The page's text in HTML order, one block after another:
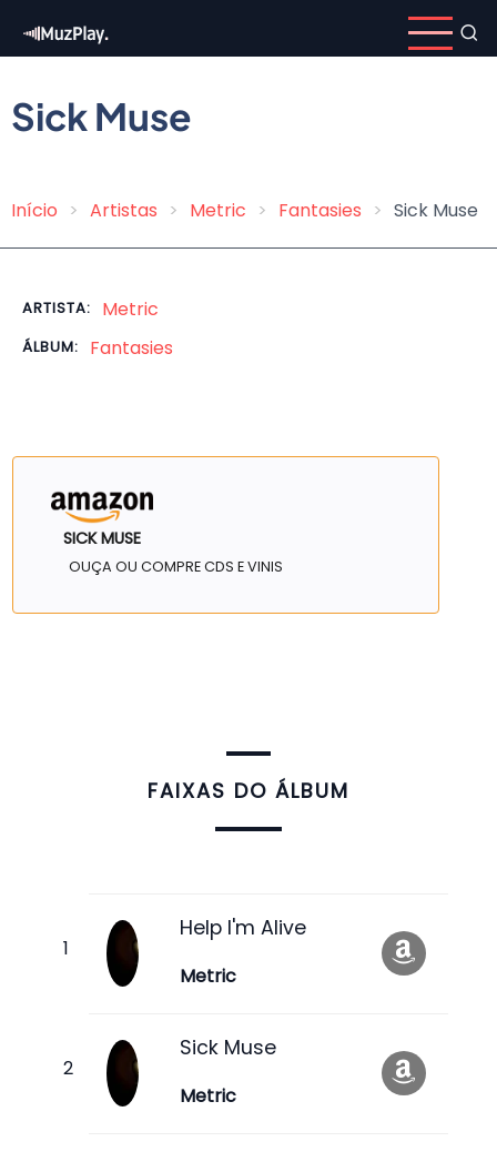
para
conteúdo
principal
Sick Muse
Trilha
navegação
Início Artistas Metric Fantasies Sick Muse
ARTISTA: Metric
ÁLBUM: Fantasies
SICK MUSE
OUÇA OU COMPRE CDS E VINIS
FAIXAS DO ÁLBUM
Help I'm Alive
Metric
Sick Muse
Metric